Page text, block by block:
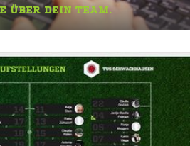
ÜBER DEIN TEAM.